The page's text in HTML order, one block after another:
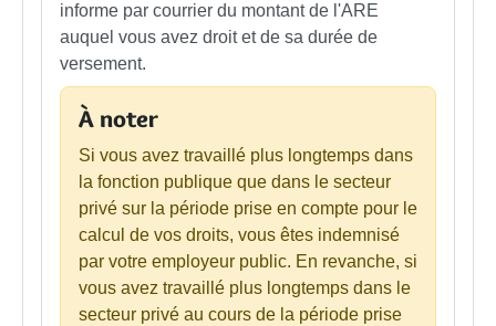
informe par courrier du montant de l'ARE
auquel vous avez droit et de sa durée de
versement.
À noter
Si vous avez travaillé plus longtemps dans
la fonction publique que dans le secteur
privé sur la période prise en compte pour le
calcul de vos droits, vous êtes indemnisé
par votre employeur public. En revanche, si
vous avez travaillé plus longtemps dans le
secteur privé au cours de la période prise